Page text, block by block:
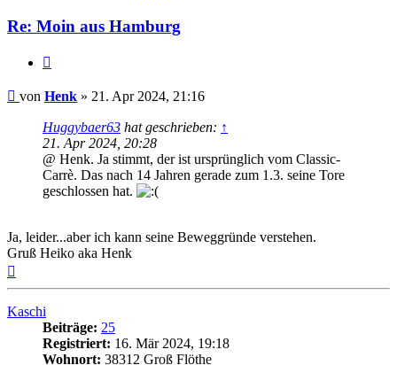
Re: Moin aus Hamburg
Beitrag
von Henk » 21. Apr 2024, 21:16
Huggybaer63 hat geschrieben: ↑
21. Apr 2024, 20:28
@ Henk. Ja stimmt, der ist ursprünglich vom Classic-
Carrè. Das nach 14 Jahren gerade zum 1.3. seine Tore
geschlossen hat.
Ja, leider...aber ich kann seine Beweggründe verstehen.
Gruß Heiko aka Henk
oben
Kaschi
Beiträge: 25
Registriert: 16. Mär 2024, 19:18
Wohnort: 38312 Groß Flöthe